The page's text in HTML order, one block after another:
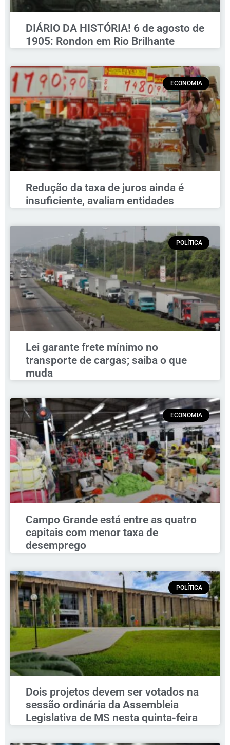
DIÁRIO DA HISTÓRIA! 6 de agosto de
1905: Rondon em Rio Brilhante
ECONOMIA
Redução da taxa de juros ainda é
insuficiente, avaliam entidades
POLÍTICA
Lei garante frete mínimo no
transporte de cargas; saiba o que
muda
ECONOMIA
Campo Grande está entre as quatro
capitais com menor taxa de
desemprego
POLÍTICA
Dois projetos devem ser votados na
sessão ordinária da Assembleia
Legislativa de MS nesta quinta-feira